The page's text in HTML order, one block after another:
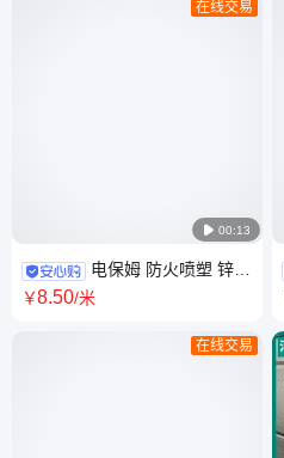
 00:13
在线交易
电保姆 防火喷塑 锌铝
镁 不锈钢 梯级式 梯式电缆桥架
￥8.50/米
在线交易